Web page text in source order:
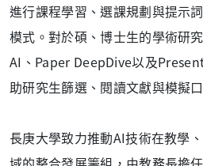
進行課程學習、選課規劃與提示
模式。對於碩、博士生的學術研
AI、Paper DeepDive以及
助研究生篩選、閱讀文獻與模擬
長庚大學致力推動AI技術在教學